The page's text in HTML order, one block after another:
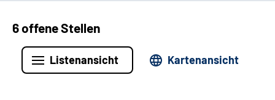
6 offene Stellen
Listenansicht Kartenansicht